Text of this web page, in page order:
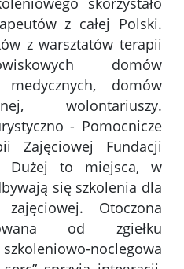
z całej Polski.
z warsztatów terapii
domów
medycznych, domów
wolontariuszy.
- Pomocnicze
Zajęciowej Fundacji
Dużej to miejsca, w
się szkolenia dla
Otoczona
od zgiełku
noclegowa